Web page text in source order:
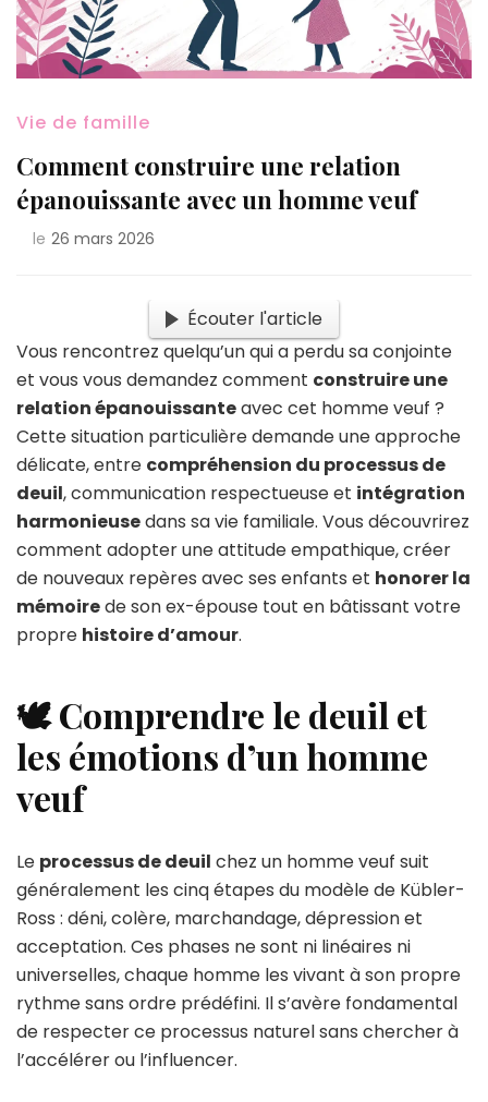
Vie de famille
Comment construire une relation
épanouissante avec un homme veuf
le 26 mars 2026
Écouter l'article
Vous rencontrez quelqu’un qui a perdu sa conjointe
et vous vous demandez comment construire une
relation épanouissanteavec cet homme veuf ?
Cette situation particulière demande une approche
délicate, entre compréhension du processus de
deuil, communication respectueuse et intégration
harmonieusedans sa vie familiale. Vous découvrirez
comment adopter une attitude empathique, créer
de nouveaux repères avec ses enfants et honorer la
mémoirede son ex-épouse tout en bâtissant votre
propre histoire d’amour.
🕊️ Comprendre le deuil et
les émotions d’un homme
veuf
Le processus de deuil chez un homme veuf suit
généralement les cinq étapes du modèle de Kübler-
Ross : déni, colère, marchandage, dépression et
acceptation. Ces phases ne sont ni linéaires ni
universelles, chaque homme les vivant à son propre
rythme sans ordre prédéfini. Il s’avère fondamental
de respecter ce processus naturel sans chercher à
l’accélérer ou l’influencer.